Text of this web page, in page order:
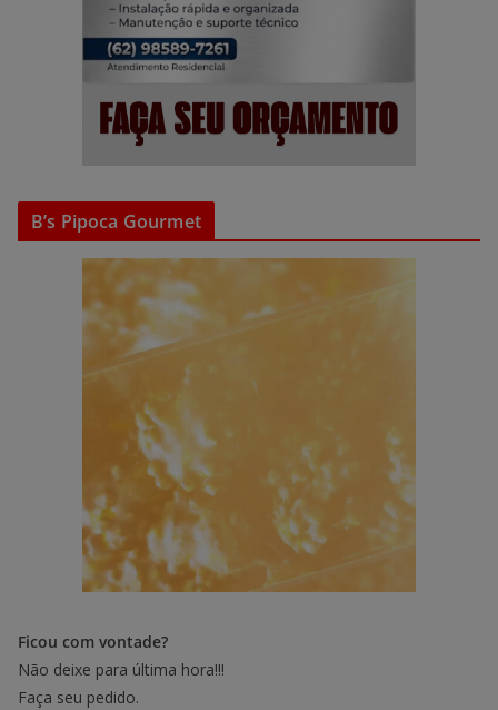
B’s Pipoca Gourmet
Ficou com vontade?
Não deixe para última hora!!!
Faça seu pedido.